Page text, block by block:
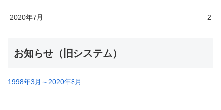
2020年7月 2
お知らせ（旧システム）
1998年3月～2020年8月